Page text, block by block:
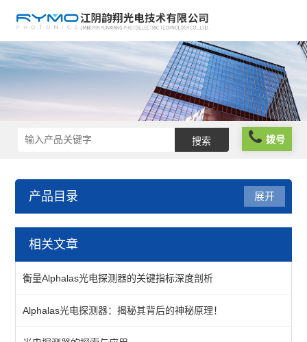
拨号
产品目录
光学仪器
展开
相关文章
衡量Alphalas光电探测器的关键指标深度剖析
Alphalas光电探测器：揭秘其背后的神秘原理！